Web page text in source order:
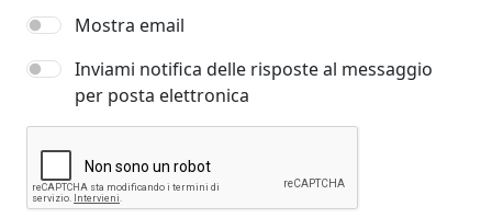
Mostra email
Inviami notifica delle risposte al messaggio
per posta elettronica